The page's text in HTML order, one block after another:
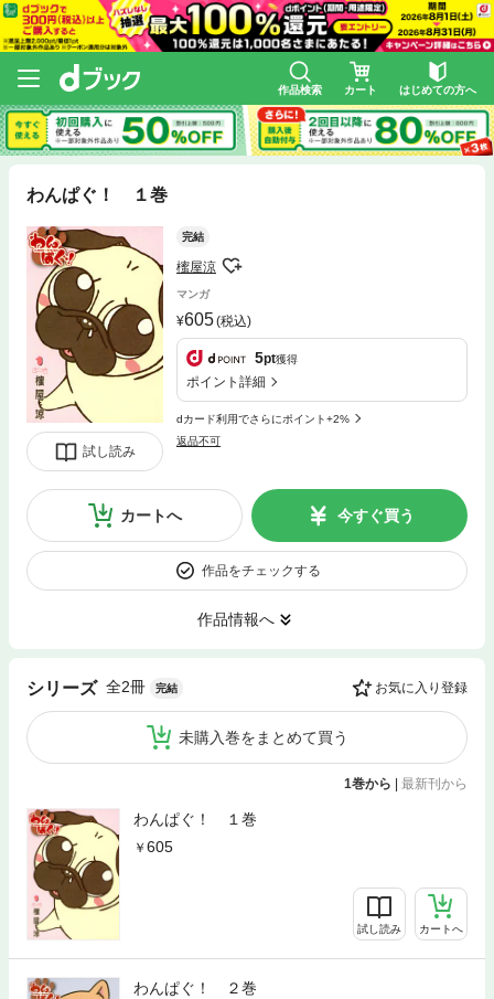
作品検索 カート はじめての方へ
わんぱぐ！ １巻
試し読み
完結
櫁屋涼
マンガ
605(税込)
5pt獲得
ポイント詳細
dカード利用でさらにポイント+2%
返品不可
カートへ 今すぐ買う
作品をチェックする
作品情報へ
シリーズ 全2冊 完結 お気に入り登録
未購入巻をまとめて買う
1巻から | 最新刊から
わんぱぐ！ １巻
605
試し読み カートへ
わんぱぐ！ ２巻